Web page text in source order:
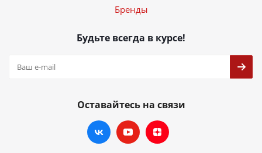
Бренды
Будьте всегда в курсе!
Оставайтесь на связи